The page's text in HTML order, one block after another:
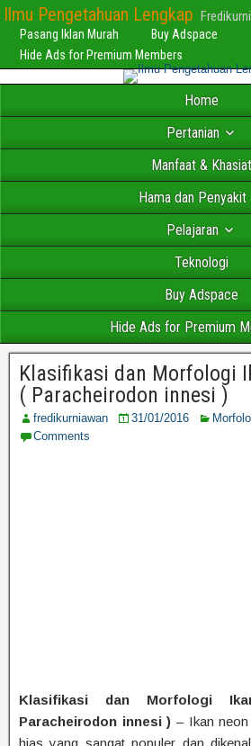
Ilmu Pengetahuan Lengkap
Pasang Iklan Murah
Buy Adspace
Hide Ads for Premium Members
Home
Pertanian
Manfaat & Khasiat
Hama dan Penyakit
Pelajaran
Teknologi
Buy Adspace
Hide Ads for Premium
Klasifikasi dan Morfologi
( Paracheirodon innesi )
fredikurniawan 31/01/2016
Comments
Klasifikasi dan Morfologi
Paracheirodon innesi ) – Ikan
hias yang sangat populer dan